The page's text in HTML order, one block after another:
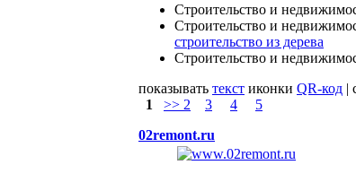
Строительство и
Строительство и
строительство из дерева
Строительство и
показывать текст иконки QR-код |
1
>> 2 3 4
5
02remont.ru